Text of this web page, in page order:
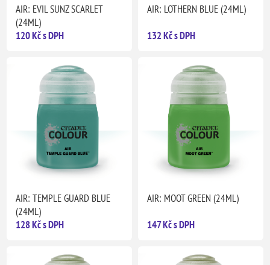
AIR: EVIL SUNZ SCARLET
(24ML)
120 Kč s DPH
AIR: LOTHERN BLUE (24ML)
132 Kč s DPH
AIR: TEMPLE GUARD BLUE
(24ML)
128 Kč s DPH
AIR: MOOT GREEN (24ML)
147 Kč s DPH